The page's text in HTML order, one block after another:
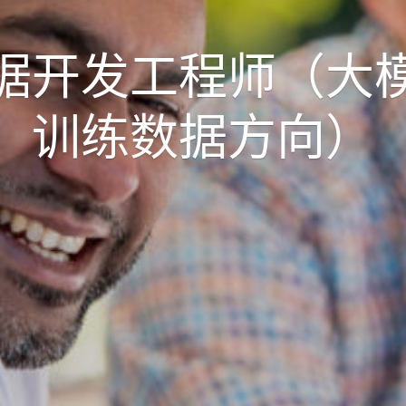
开发工程师（大
训练数据方向）